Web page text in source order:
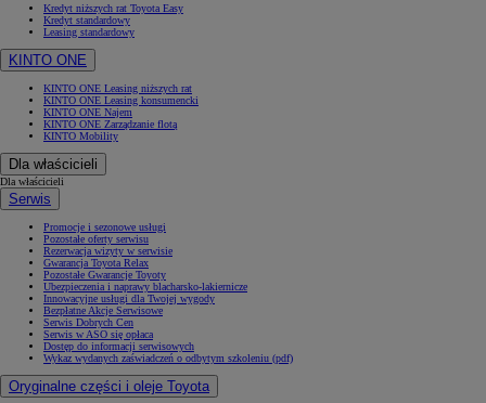
Kredyt niższych rat Toyota Easy
Kredyt standardowy
Leasing standardowy
KINTO ONE
KINTO ONE Leasing niższych rat
KINTO ONE Leasing konsumencki
KINTO ONE Najem
KINTO ONE Zarządzanie flotą
KINTO Mobility
Dla właścicieli
Dla właścicieli
Serwis
Promocje i sezonowe usługi
Pozostałe oferty serwisu
Rezerwacja wizyty w serwisie
Gwarancja Toyota Relax
Pozostałe Gwarancje Toyoty
Ubezpieczenia i naprawy blacharsko-lakiernicze
Innowacyjne usługi dla Twojej wygody
Bezpłatne Akcje Serwisowe
Serwis Dobrych Cen
Serwis w ASO się opłaca
Dostęp do informacji serwisowych
Wykaz wydanych zaświadczeń o odbytym szkoleniu (pdf)
Oryginalne części i oleje Toyota